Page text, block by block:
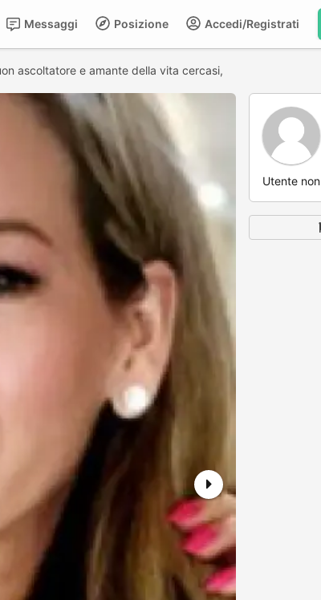
Accedi/Registrati
Posizione
Messaggi
ascoltatore e amante della vita cercasi,
Utente